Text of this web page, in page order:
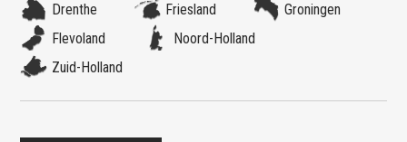
Drenthe
Friesland
Groningen
Flevoland
Noord-Holland
Zuid-Holland